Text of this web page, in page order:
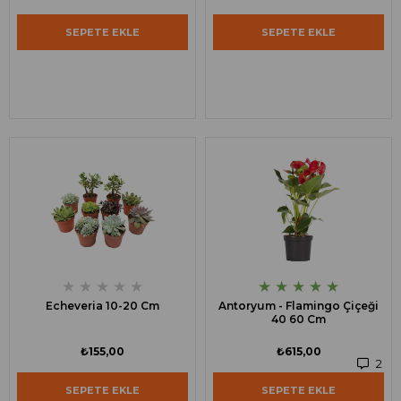
SEPETE EKLE SEPETE EKLE
★ ★ ★ ★ ★
Echeveria 10-20 Cm
₺155,00
SEPETE EKLE
★ ★ ★ ★ ★
Antoryum - Flamingo Çiçeği
40 60 Cm
2
₺615,00
SEPETE EKLE